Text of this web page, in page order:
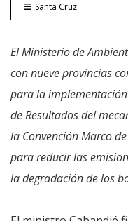
Santa Cruz
El Ministerio de
con nueve provincias
para la
de Resultados del
la Convención Marco
para reducir las
la degradación de los